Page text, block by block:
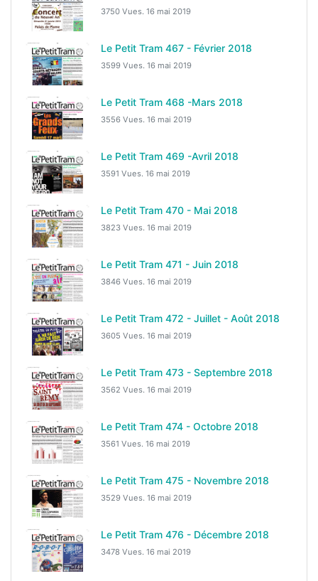
3750 Vues. 16 mai 2019
Le Petit Tram 467 - Février 2018
3599 Vues. 16 mai 2019
Le Petit Tram 468 -Mars 2018
3556 Vues. 16 mai 2019
Le Petit Tram 469 -Avril 2018
3591 Vues. 16 mai 2019
Le Petit Tram 470 - Mai 2018
3823 Vues. 16 mai 2019
Le Petit Tram 471 - Juin 2018
3846 Vues. 16 mai 2019
Le Petit Tram 472 - Juillet - Août 2018
3605 Vues. 16 mai 2019
Le Petit Tram 473 - Septembre 2018
3562 Vues. 16 mai 2019
Le Petit Tram 474 - Octobre 2018
3561 Vues. 16 mai 2019
Le Petit Tram 475 - Novembre 2018
3529 Vues. 16 mai 2019
Le Petit Tram 476 - Décembre 2018
3478 Vues. 16 mai 2019